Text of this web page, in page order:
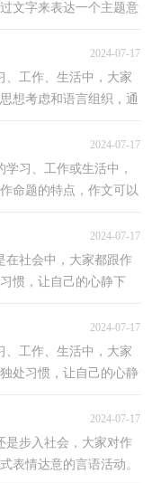
文字来表达一个主题意
2024-07-17
、工作、生活中，大家
想考虑和语言组织，通
2024-07-17
学习、工作或生活中，
命题的特点，作文可以
2024-07-17
在社会中，大家都跟作
惯，让自己的心静下
2024-07-17
、工作、生活中，大家
处习惯，让自己的心静
2024-07-17
是步入社会，大家对作
表情达意的言语活动。